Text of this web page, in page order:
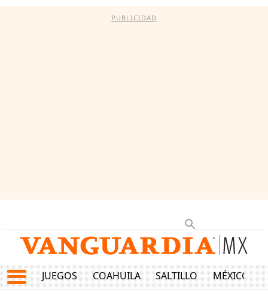
PUBLICIDAD
JUEGOS COAHUILA SALTILLO MÉXICO